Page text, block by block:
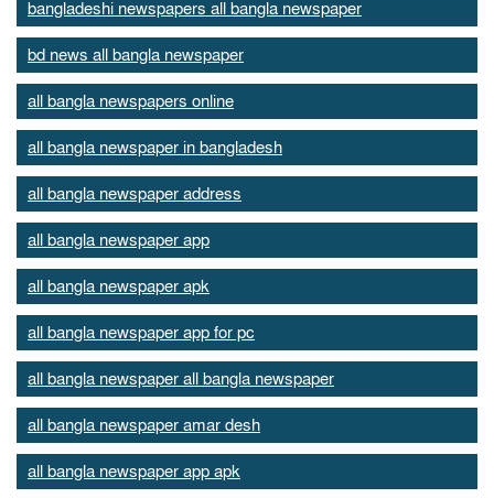
bangladeshi newspapers all bangla newspaper
bd news all bangla newspaper
all bangla newspapers online
all bangla newspaper in bangladesh
all bangla newspaper address
all bangla newspaper app
all bangla newspaper apk
all bangla newspaper app for pc
all bangla newspaper all bangla newspaper
all bangla newspaper amar desh
all bangla newspaper app apk